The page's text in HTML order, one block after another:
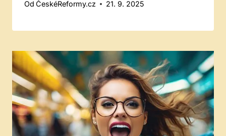
Od ČeskéReformy.cz 21. 9. 2025